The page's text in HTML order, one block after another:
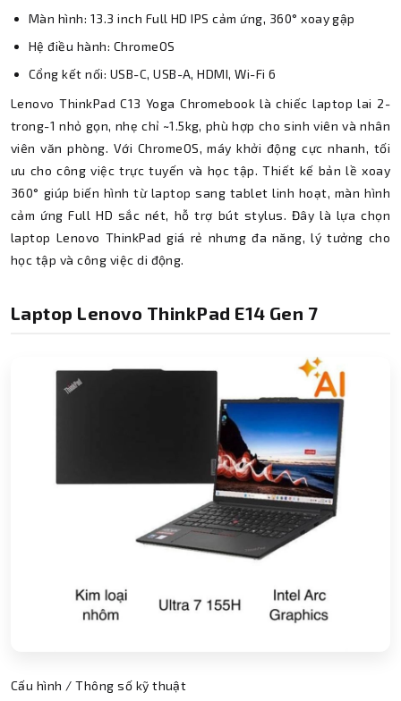
Màn hình: 13.3 inch Full HD IPS cảm ứng, 360° xoay gập
Hệ điều hành: ChromeOS
Cổng kết nối: USB-C, USB-A, HDMI, Wi-Fi 6
Lenovo ThinkPad C13 Yoga Chromebook là chiếc laptop lai 2-
trong-1 nhỏ gọn, nhẹ chỉ ~1.5kg, phù hợp cho sinh viên và nhân
viên văn phòng. Với ChromeOS, máy khởi động cực nhanh, tối
ưu cho công việc trực tuyến và học tập. Thiết kế bản lề xoay
360° giúp biến hình từ laptop sang tablet linh hoạt, màn hình
cảm ứng Full HD sắc nét, hỗ trợ bút stylus. Đây là lựa chọn
laptop Lenovo ThinkPad giá rẻ nhưng đa năng, lý tưởng cho
học tập và công việc di động.
Laptop Lenovo ThinkPad E14 Gen 7
Cấu hình / Thông số kỹ thuật